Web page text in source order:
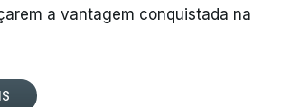
a vantagem conquistada na